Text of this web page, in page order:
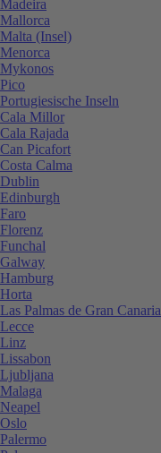
Madeira
Mallorca
Malta (Insel)
Menorca
Mykonos
Pico
Portugiesische Inseln
Cala Millor
Cala Rajada
Can Picafort
Costa Calma
Dublin
Edinburgh
Faro
Florenz
Funchal
Galway
Hamburg
Horta
Las Palmas de Gran Canaria
Lecce
Linz
Lissabon
Ljubljana
Malaga
Neapel
Oslo
Palermo